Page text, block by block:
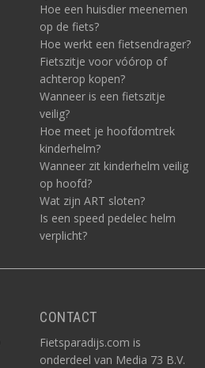
Hoe een huisdier meenemen
op de fiets?
Hoe werkt een fietsendrager?
Fietszitje voor vóórop of
achterop kopen?
Wanneer is een fietszitje
veilig?
Hoe meet je hoofdomtrek
kinderhelm?
Wanneer zit kinderhelm veilig
op hoofd?
Wat zijn ART sloten?
Is een speed pedelec helm
verplicht?
CONTACT
Fietsparadijs.com is
onderdeel van Media 73 B.V.